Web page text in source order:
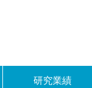
研究業績